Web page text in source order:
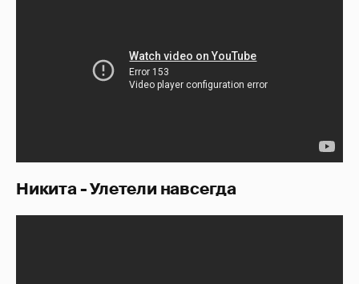
Никита - Улетели навсегда